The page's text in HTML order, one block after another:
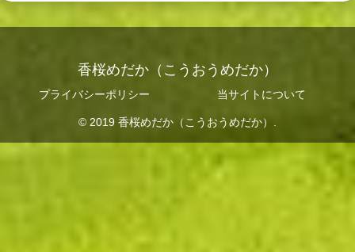
香桜めだか（こうおうめだか）
プライバシーポリシー 当サイトについて
© 2019 香桜めだか（こうおうめだか）.